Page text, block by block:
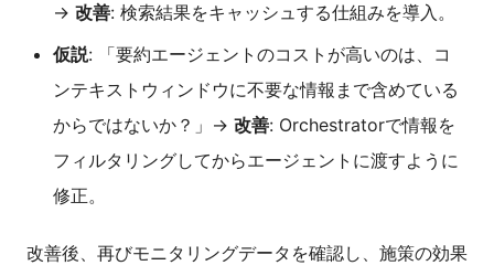
→ 改善: 検索結果をキャッシュする仕組みを導入。
仮説: 「要約エージェントのコストが高いのは、コ
ンテキストウィンドウに不要な情報まで含めている
からではないか？」→ 改善: Orchestratorで情報を
フィルタリングしてからエージェントに渡すように
修正。
改善後、再びモニタリングデータを確認し、施策の効果